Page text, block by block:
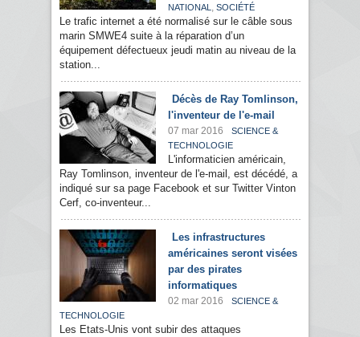
NATIONAL , SOCIÉTÉ
Le trafic internet a été normalisé sur le câble sous
marin SMWE4 suite à la réparation d’un
équipement défectueux jeudi matin au niveau de la
station...
Décès de Ray Tomlinson,
l'inventeur de l'e-mail
07 mar 2016
SCIENCE &
TECHNOLOGIE
L'informaticien américain,
Ray Tomlinson, inventeur de l'e-mail, est décédé, a
indiqué sur sa page Facebook et sur Twitter Vinton
Cerf, co-inventeur...
Les infrastructures
américaines seront visées
par des pirates
informatiques
02 mar 2016
SCIENCE &
TECHNOLOGIE
Les Etats-Unis vont subir des attaques